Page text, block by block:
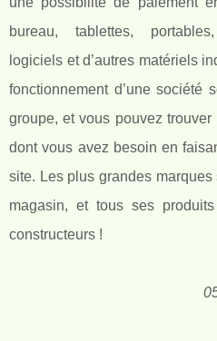
bureau, tablettes,
logiciels et d’autres matériels
fonctionnement d’une société
groupe, et vous pouvez
dont vous avez besoin en
site. Les plus grandes
magasin, et tous ses
constructeurs !